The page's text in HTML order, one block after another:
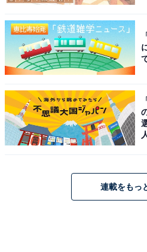
蔵王国際ホテル（画像：「蔵王国際ホテ
「蔵王国際ホテル」は、蔵王
ートです。最大の魅力は、総
食事は山形牛をはじめとした
会席料理が提供され、心尽く
連載をもっ